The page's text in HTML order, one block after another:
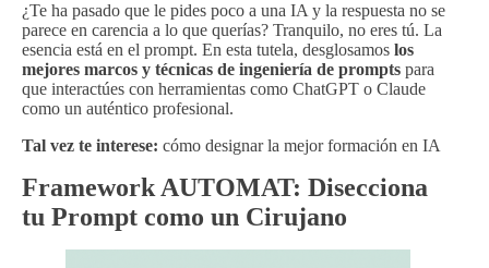
¿Te ha pasado que le pides poco a una IA y la respuesta no se
parece en carencia a lo que querías? Tranquilo, no eres tú. La
esencia está en el prompt. En esta tutela, desglosamos los
mejores marcos y técnicas de ingeniería de prompts para
que interactúes con herramientas como ChatGPT o Claude
como un auténtico profesional.
Tal vez te interese: cómo designar la mejor formación en IA
Framework AUTOMAT: Disecciona
tu Prompt como un Cirujano